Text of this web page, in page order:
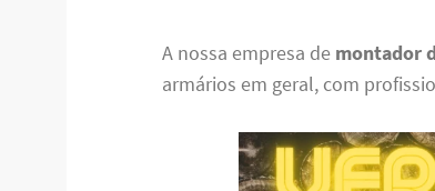
A nossa empresa de montador
armários em geral, com